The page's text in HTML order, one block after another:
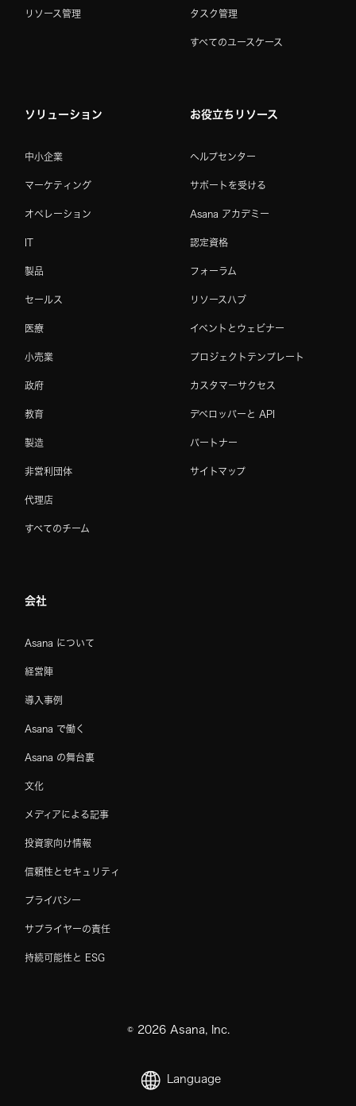
リソース管理 タスク管理
すべてのユースケース
ソリューション
中小企業
マーケティング
オペレーション
IT
製品
セールス
医療
小売業
政府
教育
製造
非営利団体
代理店
すべてのチーム
お役立ちリソース
ヘルプセンター
サポートを受ける
Asana アカデミー
認定資格
フォーラム
リソースハブ
イベントとウェビナー
プロジェクトテンプレート
カスタマーサクセス
デベロッパーと API
パートナー
サイトマップ
会社
Asana について
経営陣
導入事例
Asana で働く
Asana の舞台裏
文化
メディアによる記事
投資家向け情報
信頼性とセキュリティ
プライバシー
サプライヤーの責任
持続可能性と ESG
© 2026Asana, Inc.
Language